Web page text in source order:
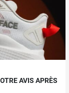
AVIS APRÈS